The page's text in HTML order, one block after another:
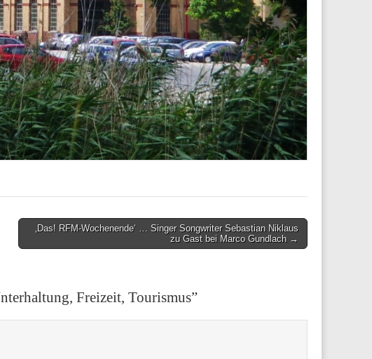
‚Das! RFM-Wochenende‘ … Singer Songwriter Sebastian Niklaus
zu Gast bei Marco Gundlach →
Freizeit, Tourismus”